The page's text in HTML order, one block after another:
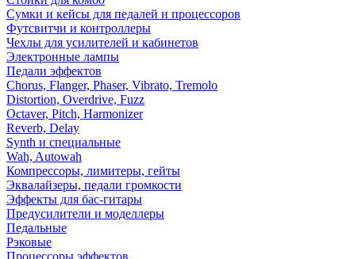
Сумки и кейсы для педалей и процессоров
Футсвитчи и контроллеры
Чехлы для усилителей и кабинетов
Электронные лампы
Педали эффектов
Chorus, Flanger, Phaser, Vibrato, Tremolo
Distortion, Overdrive, Fuzz
Octaver, Pitch, Harmonizer
Reverb, Delay
Synth и специальные
Wah, Autowah
Компрессоры, лимитеры, гейты
Эквалайзеры, педали громкости
Эффекты для бас-гитары
Предусилители и моделлеры
Педальные
Рэковые
Процессоры эффектов